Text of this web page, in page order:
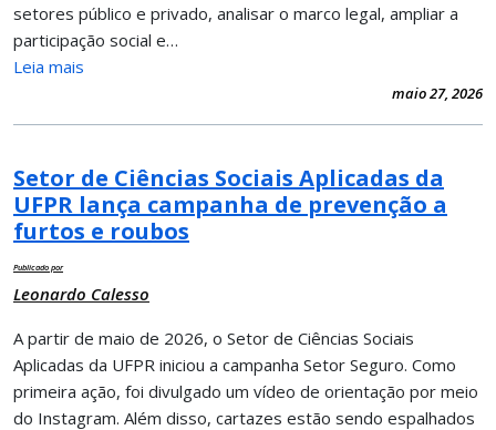
setores público e privado, analisar o marco legal, ampliar a
participação social e…
Leia mais
maio 27, 2026
Setor de Ciências Sociais Aplicadas da
UFPR lança campanha de prevenção a
furtos e roubos
Publicado por
Leonardo Calesso
A partir de maio de 2026, o Setor de Ciências Sociais
Aplicadas da UFPR iniciou a campanha Setor Seguro. Como
primeira ação, foi divulgado um vídeo de orientação por meio
do Instagram. Além disso, cartazes estão sendo espalhados